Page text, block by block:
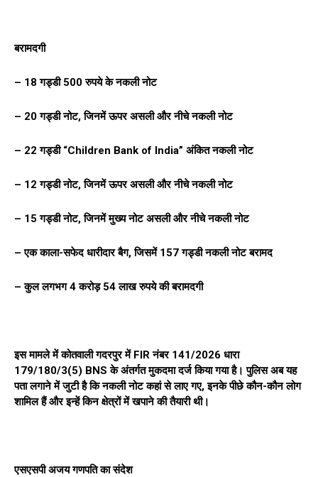
बरामदगी
– 18 गड्डी 500 रुपये के नकली नोट
– 20 गड्डी नोट, जिनमें ऊपर असली और नीचे नकली नोट
– 22 गड्डी “Children Bank of India” अंकित नकली नोट
– 12 गड्डी नोट, जिनमें ऊपर असली और नीचे नकली नोट
– 15 गड्डी नोट, जिनमें मुख्य नोट असली और नीचे नकली नोट
– एक काला-सफेद धारीदार बैग, जिसमें 157 गड्डी नकली नोट बरामद
– कुल लगभग 4 करोड़ 54 लाख रुपये की बरामदगी
इस मामले में कोतवाली गदरपुर में FIR नंबर 141/2026 धारा
179/180/3(5) BNS के अंतर्गत मुकदमा दर्ज किया गया है। पुलिस अब यह
पता लगाने में जुटी है कि नकली नोट कहां से लाए गए, इनके पीछे कौन-कौन लोग
शामिल हैं और इन्हें किन क्षेत्रों में खपाने की तैयारी थी।
एसएसपी अजय गणपति का संदेश